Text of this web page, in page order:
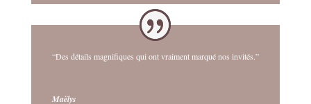
“Des détails magnifiques qui ont vraiment marqué nos invités.”
Maëlys